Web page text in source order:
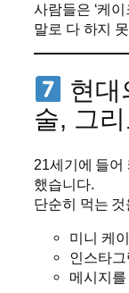
사람들은 ‘케
말로 다 하지
현
술, 그
21세기에 들어
했습니다.
단순히 먹는 것
미니 케
인스타그
메시지를